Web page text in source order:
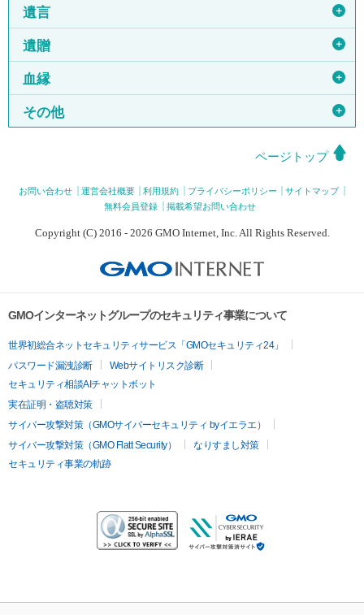
遺言 ＋
遺贈 ＋
血縁 ＋
その他 ＋
ページトップ
お問い合わせ 運営会社概要 利用規約 プライバシーポリシー
サイトマップ
無料会員登録
掲載希望お問い合わせ
Copyright (C) 2016 - 2026 GMO Internet, Inc. All Rights Reserved.
GMOインターネットグループのセキュリティ事業について
世界初総合ネットセキュリティサービス「GMOセキュリティ24」
パスワード漏洩診断
Webサイトリスク診断
セキュリティ相談AIチャットボット
実在証明・盗聴対策
サイバー攻撃対策（GMOサイバーセキュリティ byイエラエ）
サイバー攻撃対策（GMO Flatt Security）
なりすまし対策
セキュリティ事業の軌跡